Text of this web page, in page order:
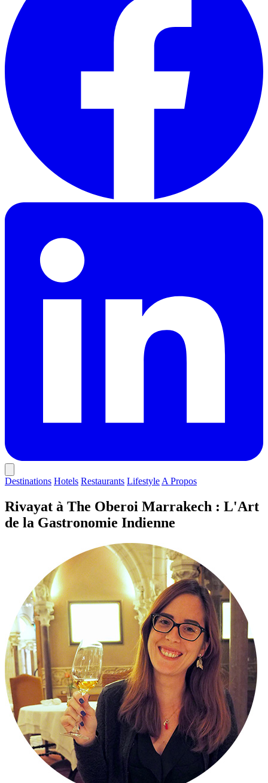
Destinations Hotels Restaurants Lifestyle A Propos
Rivayat à The Oberoi Marrakech : L'Art
de la Gastronomie Indienne